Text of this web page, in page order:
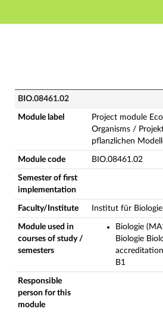
Main navigation
BIO.08461.02 - Project
BIO.08461.02
Module label
Project module
Organisms /
pflanzlichen
Module code BIO.08461.02
Semester of first
implementation
Faculty/Institute Institut für Biologie
Module used in
courses of study /
semesters
Biologie
Biologie
B1
Responsible
person for this
module